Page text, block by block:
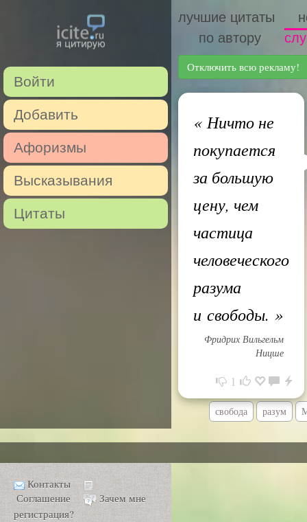
Войти
Добавить
Афоризмы
Высказывания
Цитаты
лучшие цитаты
по автору
Отключить всю рекламу!
«Ничто не
покупается
за большую
цену, чем
частица
человеческого
разума
и свободы. »
Фридрих Вильгельм
Ницше
1
свобода разум
Контакты
Соглашение
Зачем мне
регистрация?